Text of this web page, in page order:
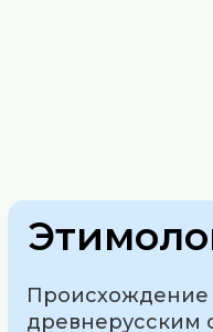
Происхождение
древнерусским